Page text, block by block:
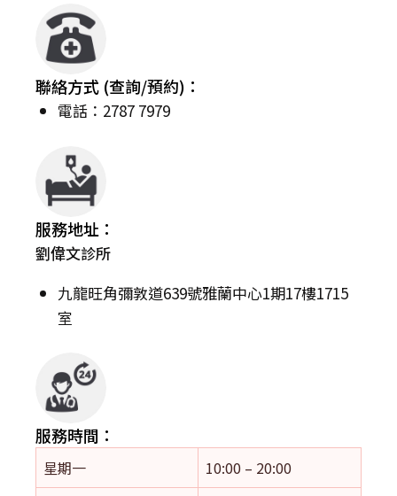
聯絡方式 (查詢/預約)：
電話：2787 7979
服務地址：
劉偉文診所
九龍旺角彌敦道639號雅蘭中心1期17樓1715
室
服務時間：
星期一
10:00 – 20:00